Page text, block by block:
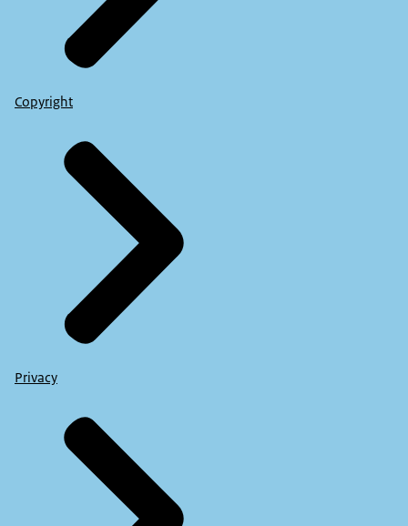
Copyright
Privacy